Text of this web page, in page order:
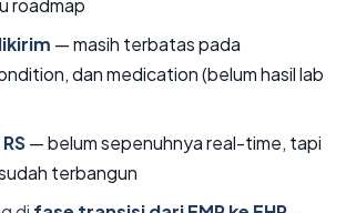
— masih terbatas pada
dan medication (belum hasil lab
— belum sepenuhnya real-time, tapi
terbangun